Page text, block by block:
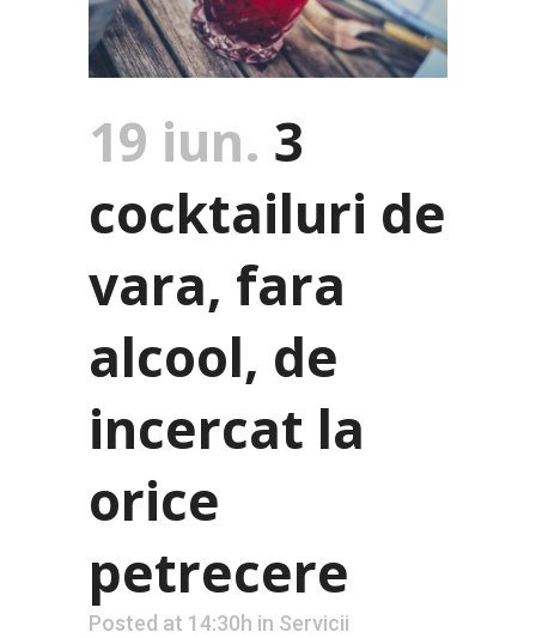
19 iun. 3
cocktailuri de
vara, fara
alcool, de
incercat la
orice
petrecere
Posted at 14:30h in Servicii